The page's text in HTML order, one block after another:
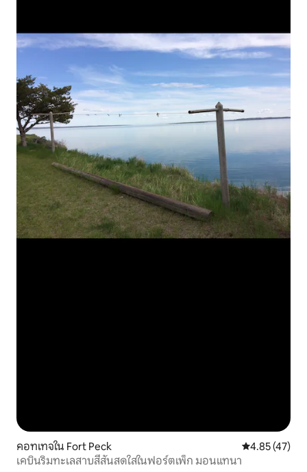
คอทเทจใน Fort Peck คะแนนเฉลี่ย
4.85 (47)
เคบินริมทะเลสาบสีสันสดใสในฟอร์ตเพ็ก มอนแทนา